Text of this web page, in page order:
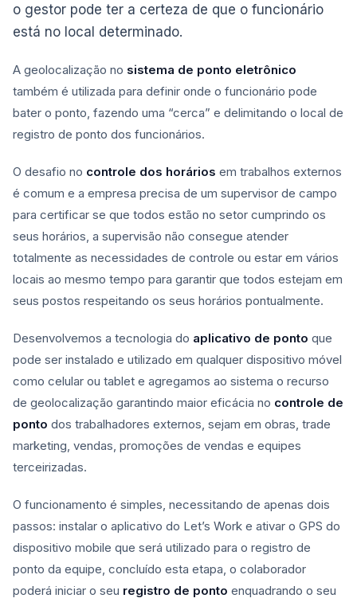
o gestor pode ter a certeza de que o funcionário
está no local determinado.
A geolocalização no sistema de ponto eletrônico
também é utilizada para definir onde o funcionário pode
bater o ponto, fazendo uma “cerca” e delimitando o local de
registro de ponto dos funcionários.
O desafio no controle dos horários em trabalhos externos
é comum e a empresa precisa de um supervisor de campo
para certificar se que todos estão no setor cumprindo os
seus horários, a supervisão não consegue atender
totalmente as necessidades de controle ou estar em vários
locais ao mesmo tempo para garantir que todos estejam em
seus postos respeitando os seus horários pontualmente.
Desenvolvemos a tecnologia do aplicativo de ponto que
pode ser instalado e utilizado em qualquer dispositivo móvel
como celular ou tablet e agregamos ao sistema o recurso
de geolocalização garantindo maior eficácia no controle de
ponto dos trabalhadores externos, sejam em obras, trade
marketing, vendas, promoções de vendas e equipes
terceirizadas.
O funcionamento é simples, necessitando de apenas dois
passos: instalar o aplicativo do Let’s Work e ativar o GPS do
dispositivo mobile que será utilizado para o registro de
ponto da equipe, concluído esta etapa, o colaborador
poderá iniciar o seu registro de ponto enquadrando o seu